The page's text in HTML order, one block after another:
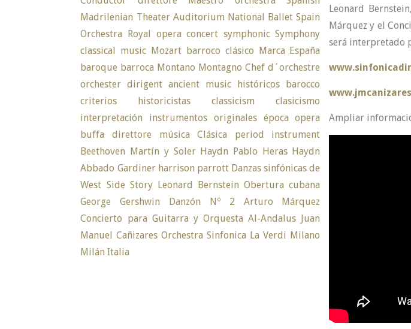
Leonard
Márquez y el
será interpretado
Ampliar